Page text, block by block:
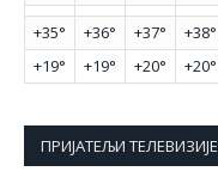
+35° +36° +37° +38°
+19° +19° +20° +20°
ПРИЈАТЕЉИ ТЕЛЕВИЗИЈЕ